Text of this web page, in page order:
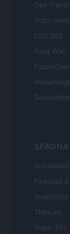
Day Travel
Tutto
ESG 365
Food Wiki
Actualidad
Finanzas
Think.es
Viajar 365